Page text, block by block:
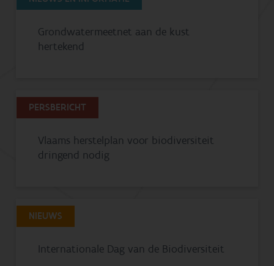
Grondwatermeetnet aan de kust
hertekend
PERSBERICHT
Vlaams herstelplan voor biodiversiteit
dringend nodig
NIEUWS
Internationale Dag van de Biodiversiteit